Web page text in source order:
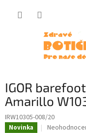
IGOR
Amarillo
IRW10305-008/20
Novinka
Průměrné